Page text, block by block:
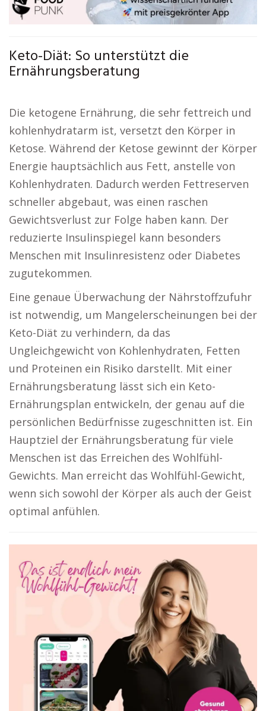
Keto-Diät: So unterstützt die
Ernährungsberatung
Die ketogene Ernährung, die sehr fettreich und
kohlenhydratarm ist, versetzt den Körper in
Ketose. Während der Ketose gewinnt der Körper
Energie hauptsächlich aus Fett, anstelle von
Kohlenhydraten. Dadurch werden Fettreserven
schneller abgebaut, was einen raschen
Gewichtsverlust zur Folge haben kann. Der
reduzierte Insulinspiegel kann besonders
Menschen mit Insulinresistenz oder Diabetes
zugutekommen.
Eine genaue Überwachung der Nährstoffzufuhr
ist notwendig, um Mangelerscheinungen bei der
Keto-Diät zu verhindern, da das
Ungleichgewicht von Kohlenhydraten, Fetten
und Proteinen ein Risiko darstellt. Mit einer
Ernährungsberatung lässt sich ein Keto-
Ernährungsplan entwickeln, der genau auf die
persönlichen Bedürfnisse zugeschnitten ist. Ein
Hauptziel der Ernährungsberatung für viele
Menschen ist das Erreichen des Wohlfühl-
Gewichts. Man erreicht das Wohlfühl-Gewicht,
wenn sich sowohl der Körper als auch der Geist
optimal anfühlen.